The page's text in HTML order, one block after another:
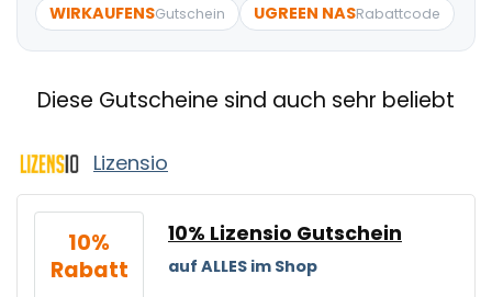
WIRKAUFENSGutschein UGREEN NASRabattcode
Diese Gutscheine sind auch sehr beliebt
Lizensio
10%
Rabatt
10% Lizensio Gutschein
auf ALLES im Shop